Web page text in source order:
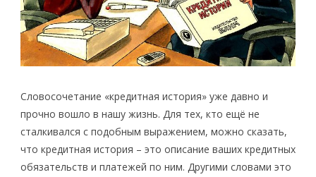
Словосочетание «кредитная история» уже давно и
прочно вошло в нашу жизнь. Для тех, кто ещё не
сталкивался с подобным выражением, можно сказать,
что кредитная история – это описание ваших кредитных
обязательств и платежей по ним. Другими словами это